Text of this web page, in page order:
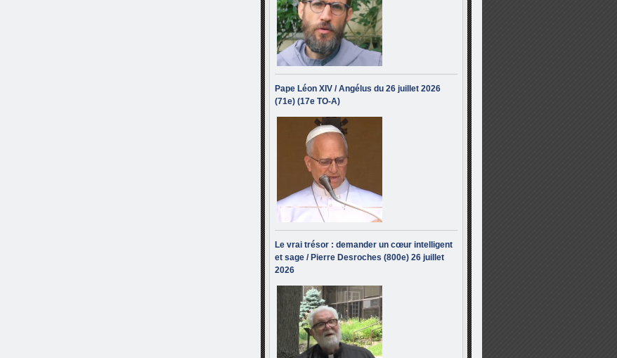
Pape Léon XIV / Angélus du 26 juillet 2026
(71e) (17e TO-A)
Le vrai trésor : demander un cœur intelligent
et sage / Pierre Desroches (800e) 26 juillet
2026